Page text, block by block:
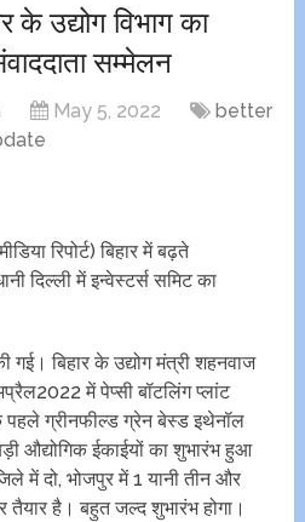
के उद्योग विभाग का
सम्मेलन
May 5, 2022
better
रिपोर्ट) बिहार में बढ़ते
दिल्ली में इन्वेस्टर्स समिट का
गई। बिहार के उद्योग मंत्री शहनवाज
में पेप्सी बॉटलिंग प्लांट
पहले ग्रीनफील्ड ग्रेन बेस्ड इथेनॉल
औद्योगिक ईकाईयों का शुभारंभ हुआ
में दो, भोजपुर में 1 यानी तीन और
तैयार है। बहुत जल्द शुभारंभ होगा।